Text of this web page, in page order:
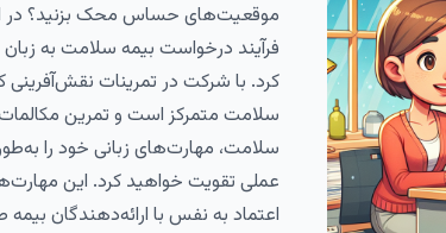
موقعیت‌های حساس محک بزنید؟ در
فرآیند درخواست بیمه سلامت به
کرد. با شرکت در تمرینات
سلامت متمرکز است و تمرین مکالمات
سلامت، مهارت‌های زبانی خود را
عملی تقویت خواهید کرد. این
اعتماد به نفس با ارائه‌دهندگان